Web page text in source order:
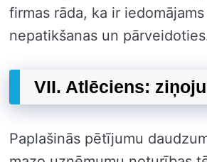
firmas rāda, ka ir
nepatikšanas un
VII. Atlēciens:
Paplašinās pētījumu